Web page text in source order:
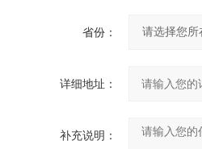
省份：
详细地址：
补充说明：